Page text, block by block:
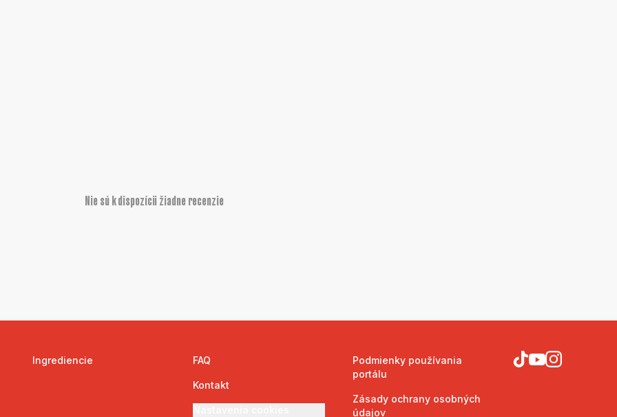
Nie sú k dispozícii žiadne recenzie
Ingrediencie FAQ
Kontakt
Podmienky používania
portálu
Zásady ochrany osobných
údajov